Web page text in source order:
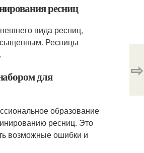
ресниц
вида ресниц,
Ресницы
для
образование
ресниц. Это
возможные ошибки и
⇨